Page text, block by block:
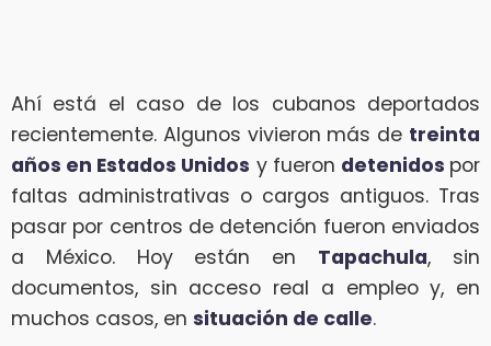
Ahí está el caso de los cubanos deportados
recientemente. Algunos vivieron más de treinta
años en Estados Unidos y fueron detenidos por
faltas administrativas o cargos antiguos. Tras
pasar por centros de detención fueron enviados
a México. Hoy están en Tapachula, sin
documentos, sin acceso real a empleo y, en
muchos casos, en situación de calle.